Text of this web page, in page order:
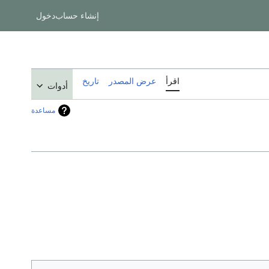
إنشاء حسابدخول
اقرأ عرض المصدر تاريخ أدوات
مساعدة